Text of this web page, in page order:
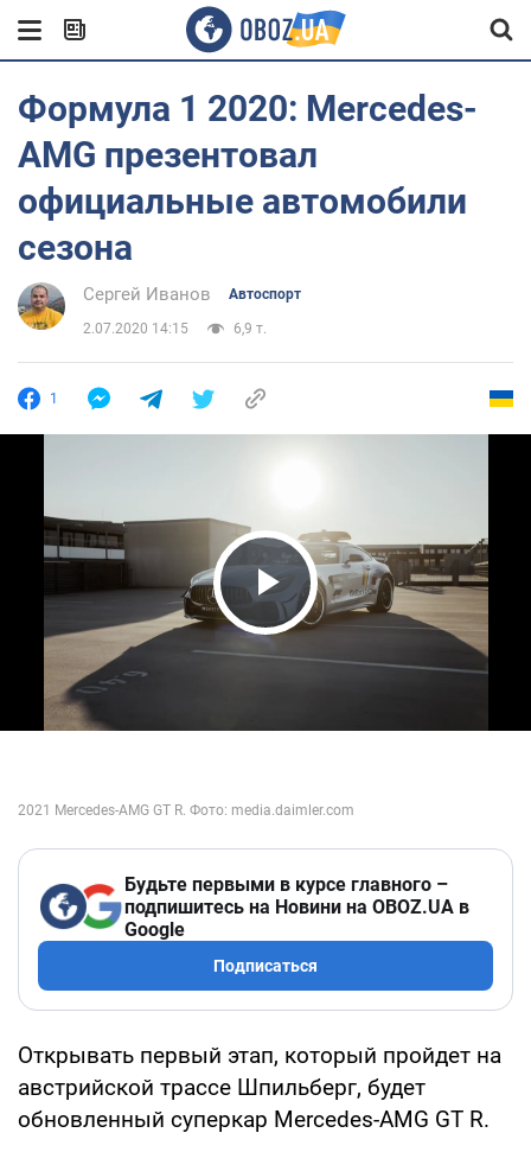
Формула 1 2020: Mercedes-
AMG презентовал
официальные автомобили
сезона
Сергей Иванов Автоспорт
2.07.2020 14:15 6,9 т.
1
Play Video
Будьте первыми в курсе главного –
подпишитесь на Новини на OBOZ.UA в
Google
Подписаться
Открывать первый этап, который пройдет на
австрийской трассе Шпильберг, будет
обновленный суперкар Mercedes-AMG GT R.